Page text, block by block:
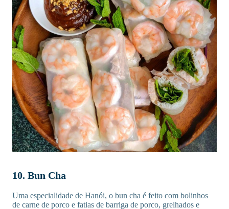
10. Bun Cha
Uma especialidade de Hanói, o bun cha é feito com bolinhos
de carne de porco e fatias de barriga de porco, grelhados e